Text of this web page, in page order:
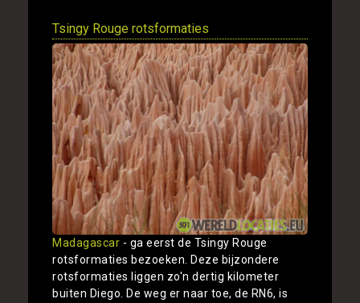
Tsingy Rouge rotsformaties
Madagascar - ga eerst de Tsingy Rouge
rotsformaties bezoeken. Deze bijzondere
rotsformaties liggen zo'n dertig kilometer
buiten Diego. De weg er naar toe, de RN6, is